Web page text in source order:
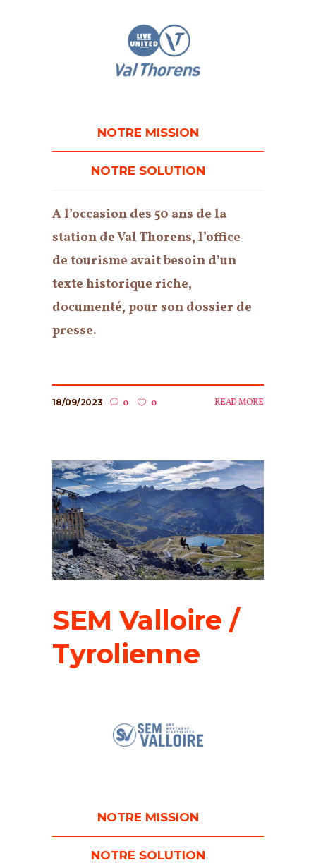
NOTRE MISSION
NOTRE SOLUTION
A l’occasion des 50 ans de la
station de Val Thorens, l’office
de tourisme avait besoin d’un
texte historique riche,
documenté, pour son dossier de
presse.
18/09/2023 0 0 READ MORE
SEM Valloire /
Tyrolienne
NOTRE MISSION
NOTRE SOLUTION